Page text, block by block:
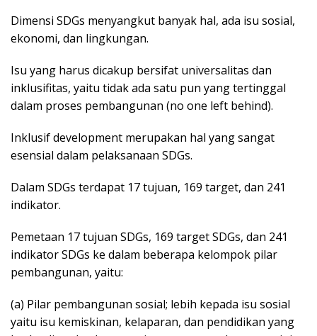
Dimensi SDGs menyangkut banyak hal, ada isu sosial,
ekonomi, dan lingkungan.
Isu yang harus dicakup bersifat universalitas dan
inklusifitas, yaitu tidak ada satu pun yang tertinggal
dalam proses pembangunan (no one left behind).
Inklusif development merupakan hal yang sangat
esensial dalam pelaksanaan SDGs.
Dalam SDGs terdapat 17 tujuan, 169 target, dan 241
indikator.
Pemetaan 17 tujuan SDGs, 169 target SDGs, dan 241
indikator SDGs ke dalam beberapa kelompok pilar
pembangunan, yaitu:
(a) Pilar pembangunan sosial; lebih kepada isu sosial
yaitu isu kemiskinan, kelaparan, dan pendidikan yang